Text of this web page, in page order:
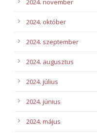
2024. november
2024. október
2024. szeptember
2024. augusztus
2024. július
2024. június
2024. május